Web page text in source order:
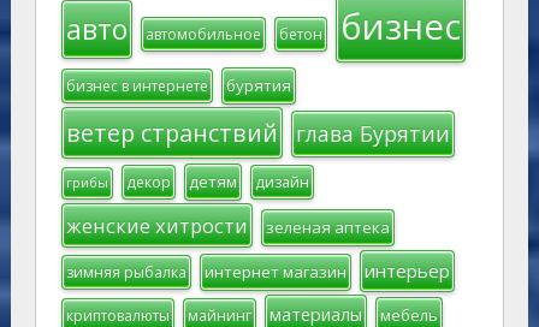
авто автомобильное бетон бизнес
бизнес в интернете бурятия
ветер странствий глава Бурятии
грибы декор детям дизайн
женские хитрости зеленая аптека
зимняя рыбалка интернет магазин интерьер
криптовалюты майнинг материалы мебель